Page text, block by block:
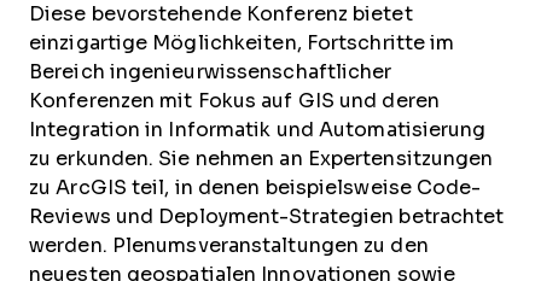
Diese bevorstehende Konferenz bietet
einzigartige Möglichkeiten, Fortschritte im
Bereich ingenieurwissenschaftlicher
Konferenzen mit Fokus auf GIS und deren
Integration in Informatik und Automatisierung
zu erkunden. Sie nehmen an Expertensitzungen
zu ArcGIS teil, in denen beispielsweise Code-
Reviews und Deployment-Strategien betrachtet
werden. Plenumsveranstaltungen zu den
neuesten geospatialen Innovationen sowie